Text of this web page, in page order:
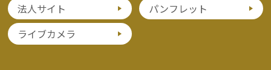
法人サイト
パンフレット
ライブカメラ